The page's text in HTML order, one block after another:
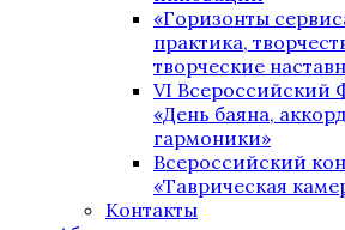
«Горизонты
практика,
творческие
VI Всероссийский
«День баяна,
гармоники»
Всероссийский
«Таврическая
Контакты